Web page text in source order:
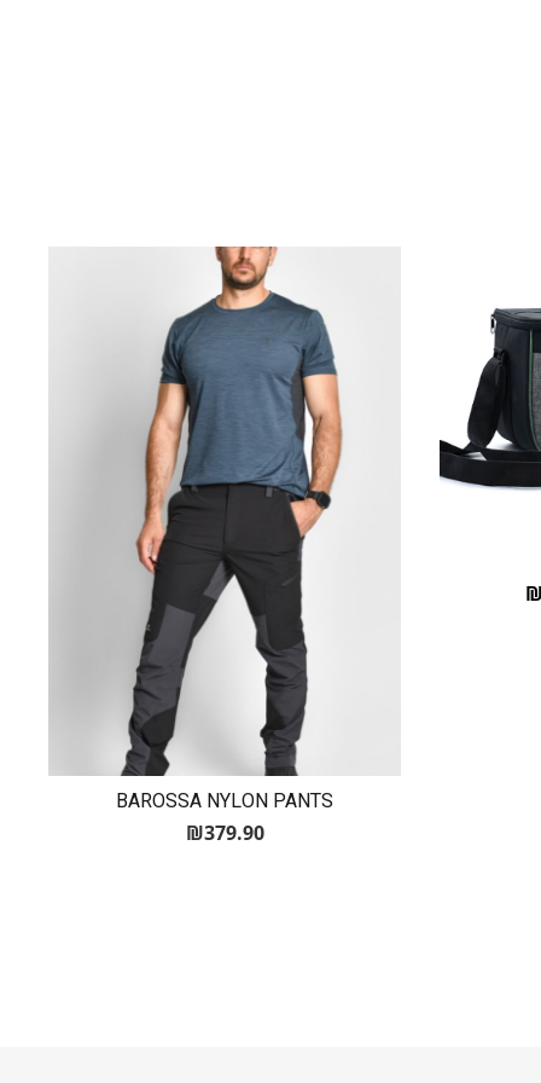
היה: ₪249.00.₪
₪199.00.
BAROSSA NYLON PANTS
₪379.90